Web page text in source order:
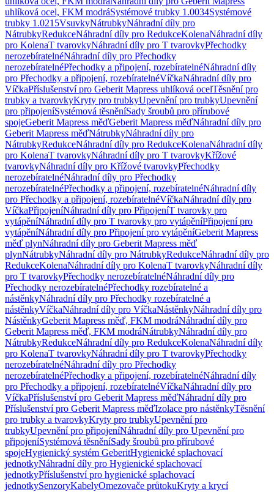
uhlíková ocel, FKM modráSystémové trubky 1.0034Systémové
trubky 1.0215VsuvkyNátrubkyNáhradní díly pro
NátrubkyRedukceNáhradní díly pro RedukceKolenaNáhradní díly
pro KolenaT tvarovkyNáhradní díly pro T tvarovkyPřechodky
nerozebíratelnéNáhradní díly pro Přechodky
nerozebíratelnéPřechodky a připojení, rozebíratelnéNáhradní díly
pro Přechodky a připojení, rozebíratelnéVíčkaNáhradní díly pro
VíčkaPříslušenství pro Geberit Mapress uhlíková ocelTěsnění pro
trubky a tvarovkyKryty pro trubkyUpevnění pro trubkyUpevnění
pro připojeníSystémová těsněníSady šroubů pro přírubové
spojeGeberit Mapress měďGeberit Mapress měďNáhradní díly pro
Geberit Mapress měďNátrubkyNáhradní díly pro
NátrubkyRedukceNáhradní díly pro RedukceKolenaNáhradní díly
pro KolenaT tvarovkyNáhradní díly pro T tvarovkyKřížové
tvarovkyNáhradní díly pro Křížové tvarovkyPřechodky
nerozebíratelnéNáhradní díly pro Přechodky
nerozebíratelnéPřechodky a připojení, rozebíratelnéNáhradní díly
pro Přechodky a připojení, rozebíratelnéVíčkaNáhradní díly pro
VíčkaPřipojeníNáhradní díly pro PřipojeníT tvarovky pro
vytápěníNáhradní díly pro T tvarovky pro vytápěníPřipojení pro
vytápěníNáhradní díly pro Připojení pro vytápěníGeberit Mapress
měď plynNáhradní díly pro Geberit Mapress měď
plynNátrubkyNáhradní díly pro NátrubkyRedukceNáhradní díly pro
RedukceKolenaNáhradní díly pro KolenaT tvarovkyNáhradní díly
pro T tvarovkyPřechodky nerozebíratelnéNáhradní díly pro
Přechodky nerozebíratelnéPřechodky rozebíratelné a
nástěnkyNáhradní díly pro Přechodky rozebíratelné a
nástěnkyVíčkaNáhradní díly pro VíčkaNástěnkyNáhradní díly pro
NástěnkyGeberit Mapress měď, FKM modráNáhradní díly pro
Geberit Mapress měď, FKM modráNátrubkyNáhradní díly pro
NátrubkyRedukceNáhradní díly pro RedukceKolenaNáhradní díly
pro KolenaT tvarovkyNáhradní díly pro T tvarovkyPřechodky
nerozebíratelnéNáhradní díly pro Přechodky
nerozebíratelnéPřechodky a připojení, rozebíratelnéNáhradní díly
pro Přechodky a připojení, rozebíratelnéVíčkaNáhradní díly pro
VíčkaPříslušenství pro Geberit Mapress měďNáhradní díly pro
Příslušenství pro Geberit Mapress měďIzolace pro nástěnkyTěsnění
pro trubky a tvarovkyKryty pro trubkyUpevnění pro
trubkyUpevnění pro připojeníNáhradní díly pro Upevnění pro
připojeníSystémová těsněníSady šroubů pro přírubové
spojeHygienický systém GeberitHygienické splachovací
jednotkyNáhradní díly pro Hygienické splachovací
jednotkyPříslušenství pro hygienické splachovací
jednotkySenzoryKabelyOmezovače průtokuKryty a krycí